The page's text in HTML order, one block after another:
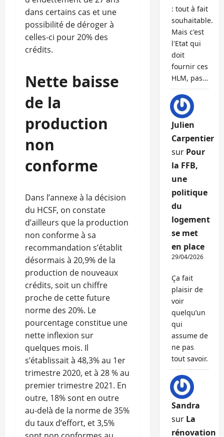
dans certains cas et une
possibilité de déroger à
celles-ci pour 20% des
crédits.
Nette baisse
de la
production
non
conforme
Dans l’annexe à la décision
du HCSF, on constate
d’ailleurs que la production
non conforme à sa
recommandation s’établit
désormais à 20,9% de la
production de nouveaux
crédits, soit un chiffre
proche de cette future
norme des 20%. Le
pourcentage constitue une
nette inflexion sur
quelques mois. Il
s’établissait à 48,3% au 1er
trimestre 2020, et à 28 % au
premier trimestre 2021. En
outre, 18% sont en outre
au-delà de la norme de 35%
du taux d’effort, et 3,5%
: tout à fait
souhaitable.
Mais c'est
l'Etat qui
doit
fournir ces
HLM, pas…
Julien
Carpentier
sur Pour
la FFB,
une
politique
du
logement
se met
en place
29/04/2026
Ça fait
plaisir de
voir
quelqu’un
qui
assume de
ne pas
tout savoir.
Sandra
sur La
rénovation